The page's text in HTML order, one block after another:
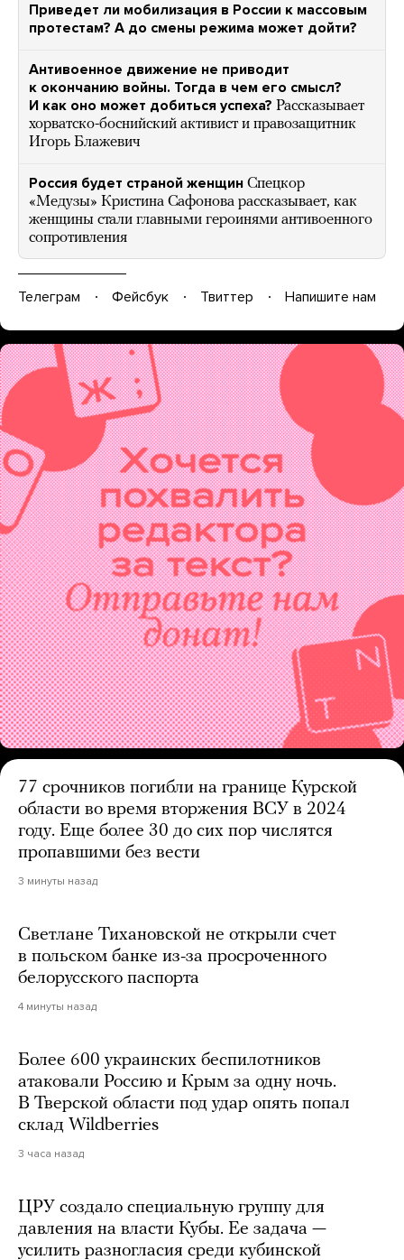
Приведет ли мобилизация в России к массовым
протестам? А до смены режима может дойти?
Антивоенное движение не приводит
к окончанию войны. Тогда в чем его смысл?
И как оно может добиться успеха? Рассказывает
хорватско-боснийский активист и правозащитник
Игорь Блажевич
Россия будет страной женщин Спецкор
«Медузы» Кристина Сафонова рассказывает, как
женщины стали главными героинями антивоенного
сопротивления
Телеграм Фейсбук Твиттер Напишите нам
77 срочников погибли на границе Курской
области во время вторжения ВСУ в 2024
году. Еще более 30 до сих пор числятся
пропавшими без вести
3 минуты назад
Светлане Тихановской не открыли счет
в польском банке из-за просроченного
белорусского паспорта
4 минуты назад
Более 600 украинских беспилотников
атаковали Россию и Крым за одну ночь.
В Тверской области под удар опять попал
склад Wildberries
3 часа назад
ЦРУ создало специальную группу для
давления на власти Кубы. Ее задача —
усилить разногласия среди кубинской